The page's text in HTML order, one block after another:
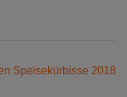
Speisekürbisse 2018